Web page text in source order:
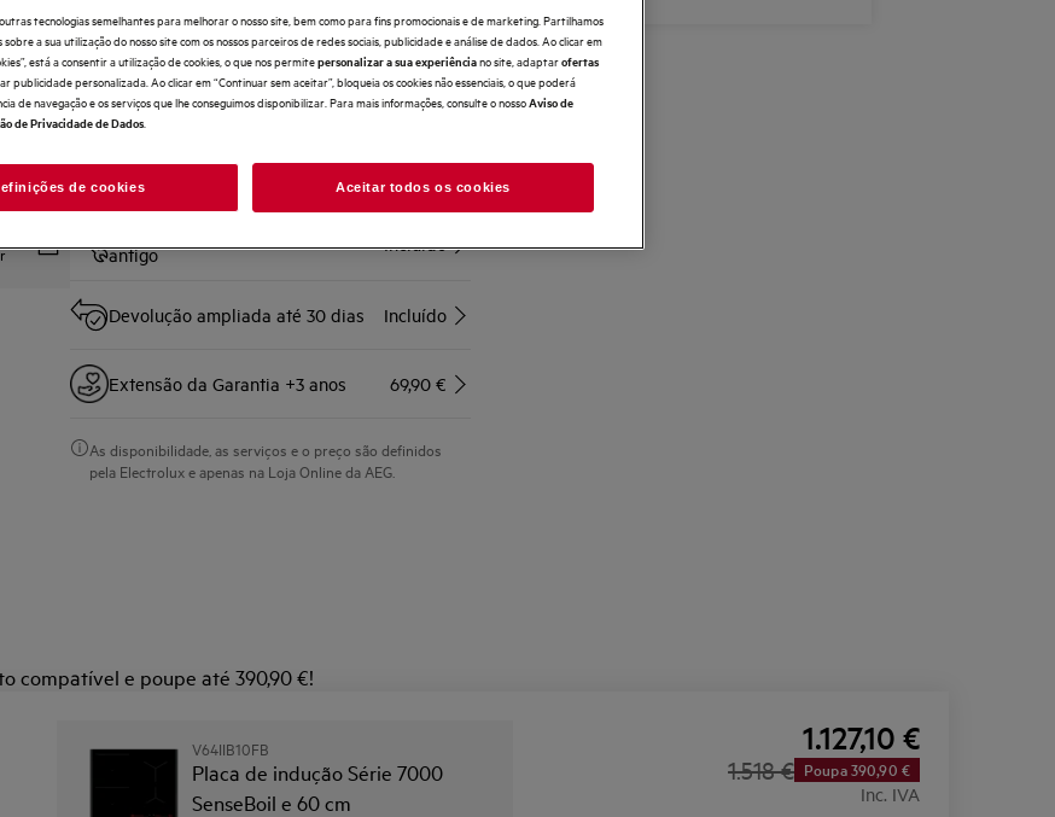
da
Serviço de instalação 89,90 €
placas a gás, fornos a gás e
fogões a gás
Incluído
antigo
Incluído
Devolução ampliada até 30 dias Incluído
Extensão da Garantia +3 anos 69,90 €
As disponibilidade, as serviços e o preço são definidos
pela Electrolux e apenas na Loja Online da AEG.
compatível e poupe até 390,90 €!
V64IIB10FB
Placa de indução Série 7000
SenseBoil e 60 cm
Inc. IVA
1.127,10 €
1.518 € Poupa 390,90 €
tecnologias semelhantes para melhorar o nosso site, bem como para fins promocionais e de marketing. Partilhamos
a sua utilização do nosso site com os nossos parceiros de redes sociais, publicidade e análise de dados. Ao clicar em
está a consentir a utilização de cookies, o que nos permitepersonalizar a sua experiênciano site, adaptarofertas
publicidade personalizada. Ao clicar em “Continuar sem aceitar”, bloqueia os cookies não essenciais, o que poderá
de navegação e os serviços que lhe conseguimos disponibilizar. Para mais informações, consulte o nossoAviso de
de Privacidade de Dados
de cookies Aceitar todos os cookies